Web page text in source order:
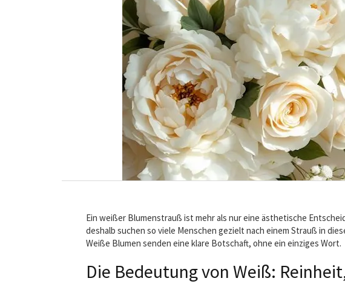
Ein weißer Blumenstrauß ist mehr als nur eine ästhetische
deshalb suchen so viele Menschen gezielt nach einem Strauß in
Weiße Blumen senden eine klare Botschaft, ohne ein einziges Wort.
Die Bedeutung von Weiß: